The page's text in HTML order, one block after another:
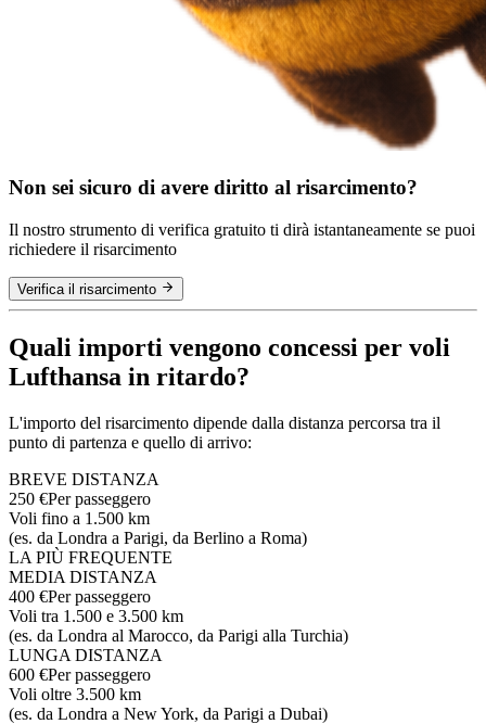
Non sei sicuro di avere diritto al risarcimento?
Il nostro strumento di verifica gratuito ti dirà istantaneamente se puoi
richiedere il risarcimento
Verifica il risarcimento
Quali importi vengono concessi per voli
Lufthansa in ritardo?
L'importo del risarcimento dipende dalla distanza percorsa tra il
punto di partenza e quello di arrivo:
BREVE DISTANZA
250 €Per passeggero
Voli fino a 1.500 km
(es. da Londra a Parigi, da Berlino a Roma)
LA PIÙ FREQUENTE
MEDIA DISTANZA
400 €Per passeggero
Voli tra 1.500 e 3.500 km
(es. da Londra al Marocco, da Parigi alla Turchia)
LUNGA DISTANZA
600 €Per passeggero
Voli oltre 3.500 km
(es. da Londra a New York, da Parigi a Dubai)